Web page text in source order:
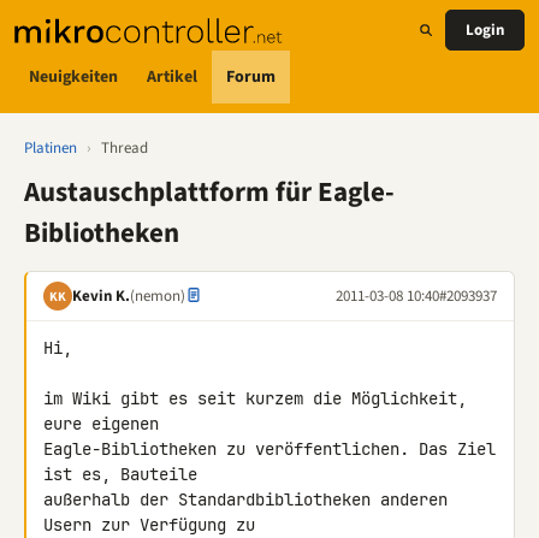
Neuigkeiten Artikel Forum
Login
Platinen › Thread
Austauschplattform für Eagle-
Bibliotheken
KK Kevin K.(nemon) 2011-03-08 10:40#2093937
Hi,
im Wiki gibt es seit kurzem die Möglichkeit,
eure eigenen
Eagle-Bibliotheken zu veröffentlichen. Das Ziel
ist es, Bauteile
außerhalb der Standardbibliotheken anderen
Usern zur Verfügung zu